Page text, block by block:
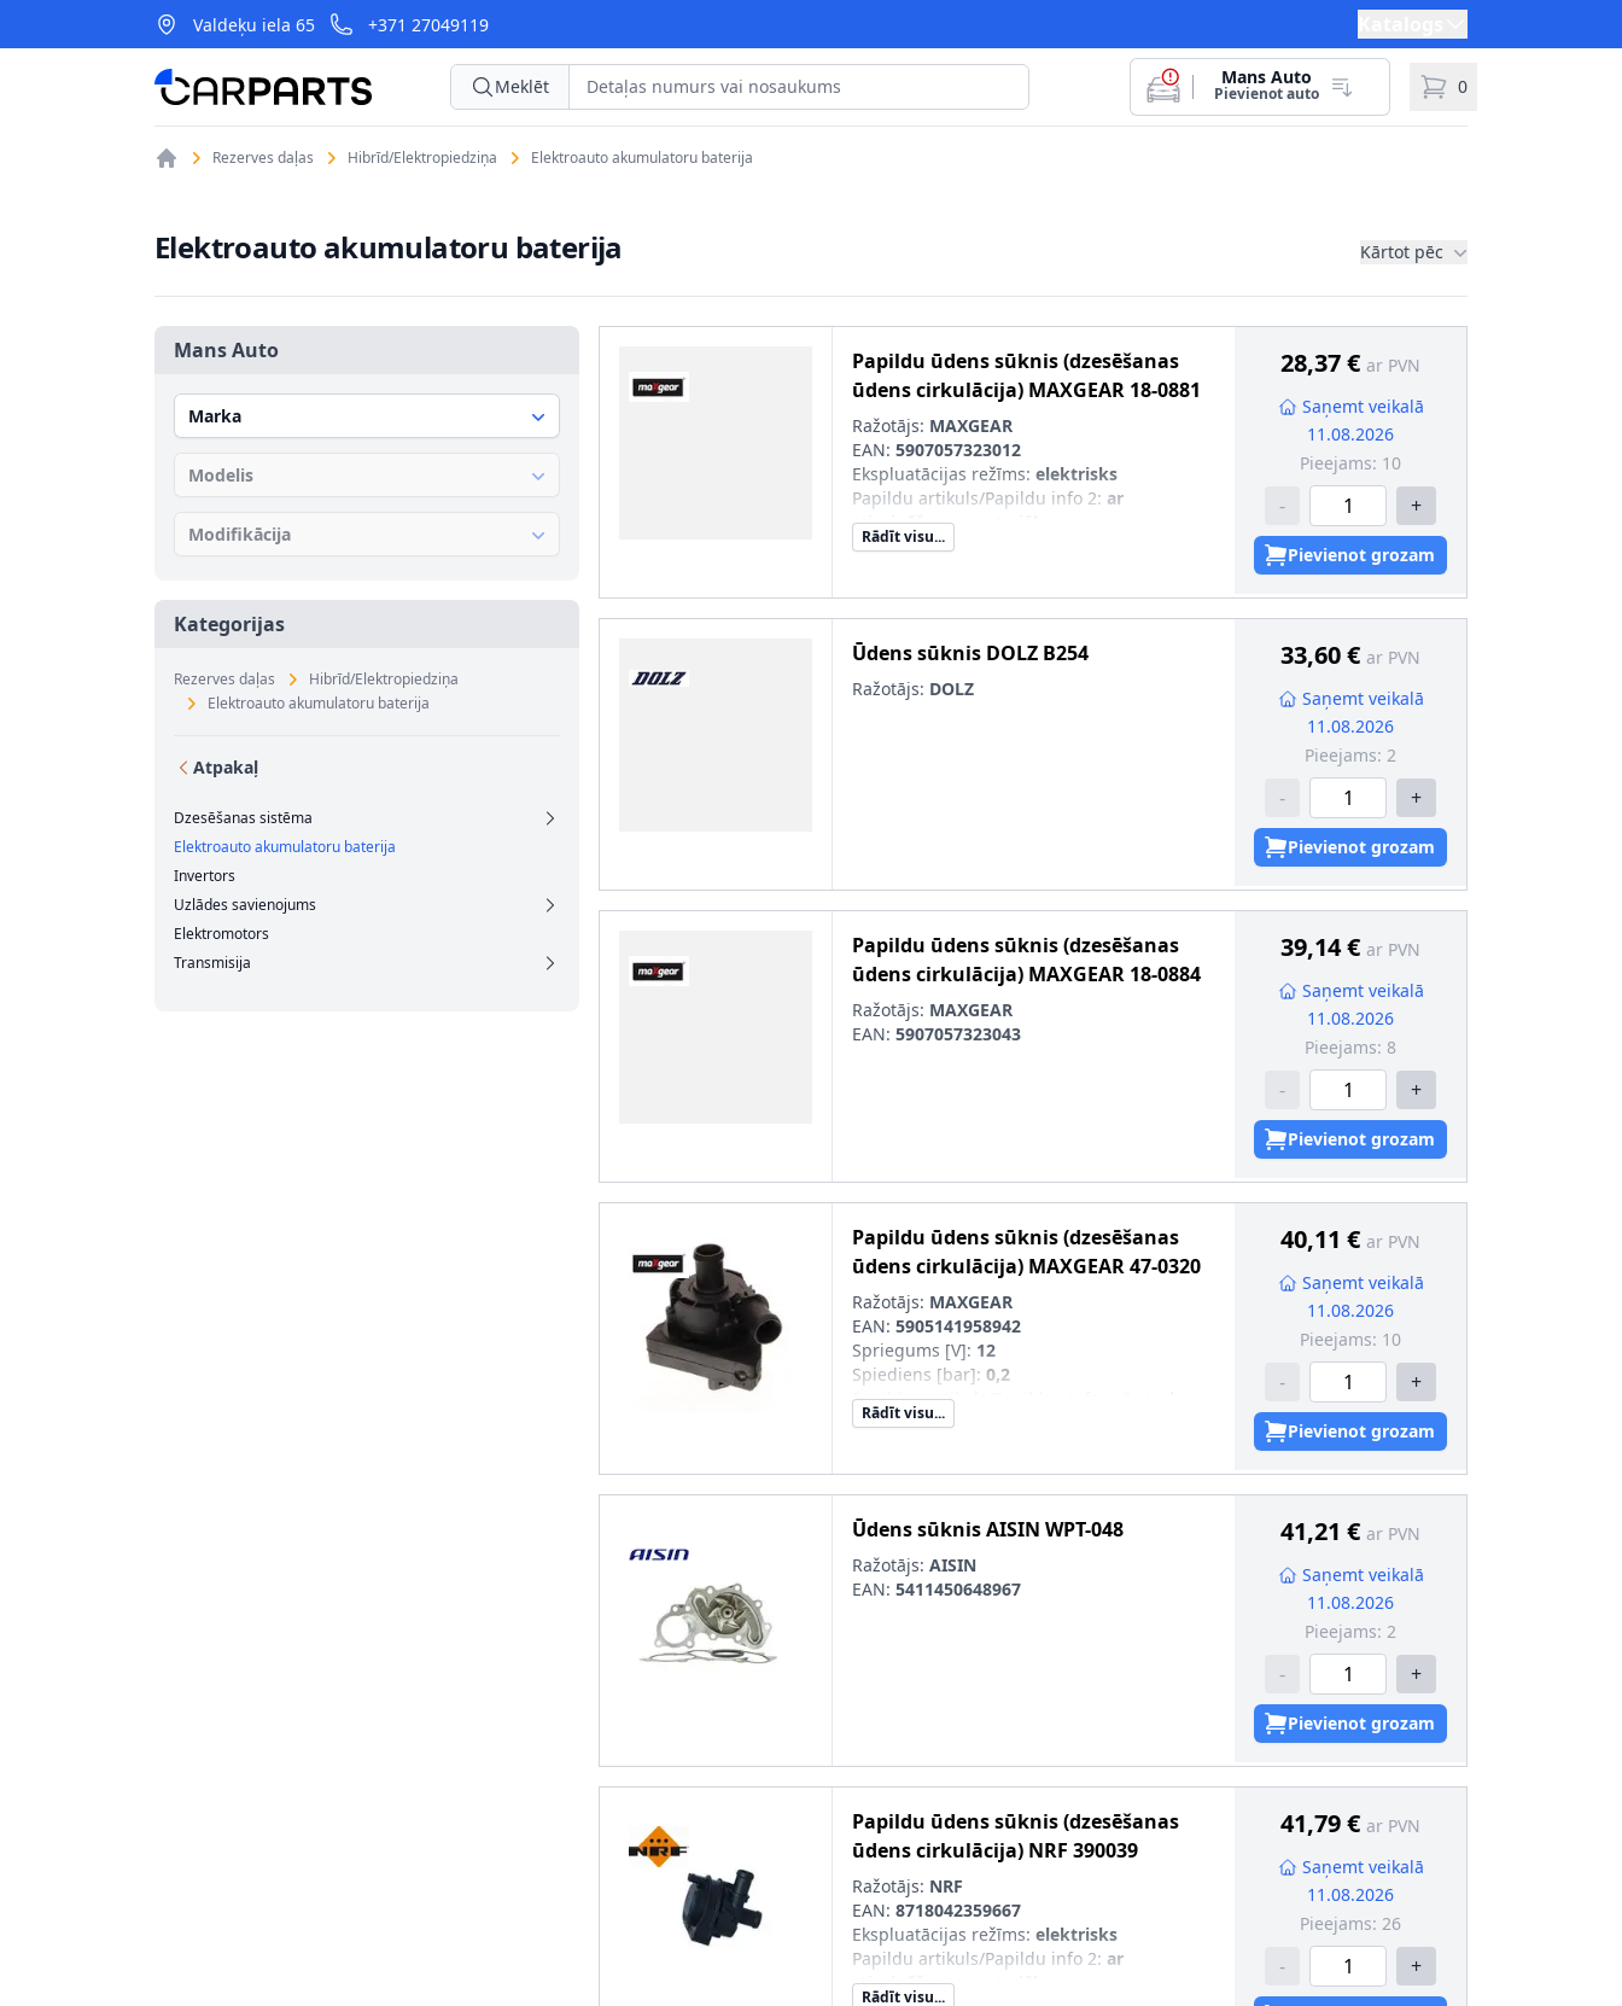
Valdeķu iela 65 +371 27049119
CarParts Meklēt Mans Auto
Pievienot auto 0
Rezerves daļas Hibrīd/Elektropiedziņa Elektroauto akumulatoru baterija
Elektroauto akumulatoru baterija Kārtot pēc
Mans Auto
Marka
Modelis
Modifikācija
Kategorijas
Rezerves daļas
Hibrīd/Elektropiedziņa
Elektroauto akumulatoru baterija
Atpakaļ
Dzesēšanas sistēma
Elektroauto akumulatoru baterija
Invertors
Uzlādes savienojums
Elektromotors
Transmisija
Papildu ūdens sūknis (dzesēšanas
ūdens cirkulācija) MAXGEAR 18-0881
Ražotājs: MAXGEAR
EAN: 5907057323012
Ekspluatācijas režīms: elektrisks
Papildu artikuls/Papildu info 2: ar
stiprināšanas materiālu
Rādīt visu...
28,37 € ar PVN
Saņemt veikalā
11.08.2026
Pieejams: 10
- +
Pievienot grozam
Ūdens sūknis DOLZ B254
Ražotājs: DOLZ
33,60 € ar PVN
Saņemt veikalā
11.08.2026
Pieejams: 2
- +
Pievienot grozam
Papildu ūdens sūknis (dzesēšanas
ūdens cirkulācija) MAXGEAR 18-0884
Ražotājs: MAXGEAR
EAN: 5907057323043
39,14 € ar PVN
Saņemt veikalā
11.08.2026
Pieejams: 8
- +
Pievienot grozam
Papildu ūdens sūknis (dzesēšanas
ūdens cirkulācija) MAXGEAR47-0320
Ražotājs: MAXGEAR
EAN: 5905141958942
Spriegums [V]: 12
Spiediens [bar]: 0,2
Papildus artikuls/Papildus informācija
kronšteina
Rādīt visu...
40,11 € ar PVN
Saņemt veikalā
11.08.2026
Pieejams: 10
- +
Pievienot grozam
Ūdens sūknisAISIN WPT-048
Ražotājs: AISIN
EAN: 5411450648967
41,21 € ar PVN
Saņemt veikalā
11.08.2026
Pieejams: 2
- +
Pievienot grozam
Papildu ūdens sūknis (dzesēšanas
ūdens cirkulācija) NRF 390039
Ražotājs: NRF
EAN: 8718042359667
Ekspluatācijas režīms: elektrisks
Papildu artikuls/Papildu info 2: ar
stiprināšanas materiālu
Rādīt visu...
41,79 € ar PVN
Saņemt veikalā
11.08.2026
Pieejams: 26
- +